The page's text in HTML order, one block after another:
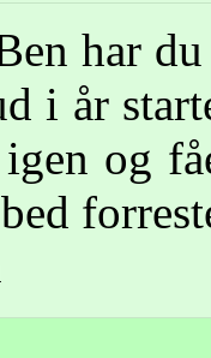
har
i år
og